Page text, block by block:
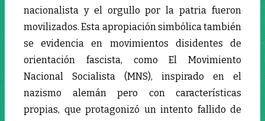
nacionalista y el orgullo por la patria fueron
movilizados. Esta apropiación simbólica también
se evidencia en movimientos disidentes de
orientación fascista, como El Movimiento
Nacional Socialista (MNS), inspirado en el
nazismo alemán pero con características
propias, que protagonizó un intento fallido de